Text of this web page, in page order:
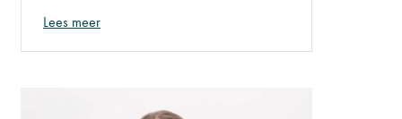
dan ook belangrijk dat, wanneer
Lees meer